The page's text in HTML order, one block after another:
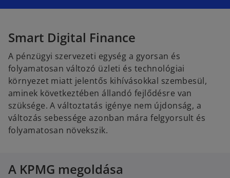
Smart Digital Finance
A pénzügyi szervezeti egység a gyorsan és
folyamatosan változó üzleti és technológiai
környezet miatt jelentős kihívásokkal szembesül,
aminek következtében állandó fejlődésre van
szüksége. A változtatás igénye nem újdonság, a
változás sebessége azonban mára felgyorsult és
folyamatosan növekszik.
A KPMG megoldása